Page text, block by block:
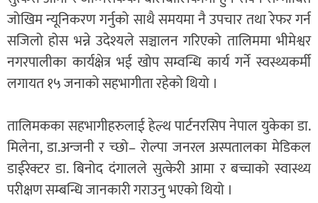
जोखिम न्यूनिकरण गर्नुको साथै समयमा नै उपचार तथा रेफर गर्न
सजिलो होस भन्ने उदेश्यले सञ्चालन गरिएको तालिममा भीमेश्वर
नगरपालीका कार्यक्षेत्र भई खोप सम्वन्धि कार्य गर्ने स्वस्थ्यकर्मी
लगायत १५ जनाको सहभागीता रहेको थियो ।
तालिमकका सहभागीहरुलाई हेल्थ पार्टनरसिप नेपाल युकेका डा.
मिलेना, डा.अन्जनी र च्छो– रोल्पा जनरल अस्पतालका मेडिकल
डाईरेक्टर डा. बिनोद दंगालले सुत्केरी आमा र बच्चाको स्वास्थ्य
परीक्षण सम्बन्धि जानकारी गराउनु भएको थियो ।